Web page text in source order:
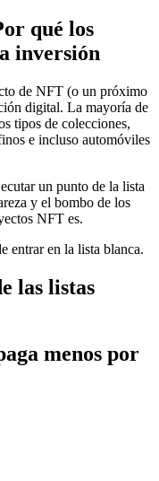
qué los
inversión
de NFT (o un próximo
digital. La mayoría de
tipos de colecciones,
e incluso automóviles
un punto de la lista
y el bombo de los
NFT es.
entrar en la lista blanca.
las listas
menos por